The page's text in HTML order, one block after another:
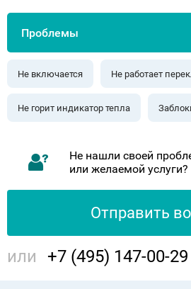
Проблемы
Не включается Не работает
Не горит индикатор тепла
Не нашли своей
или желаемой услуги?
Отправить
или +7 (495) 147-00-29